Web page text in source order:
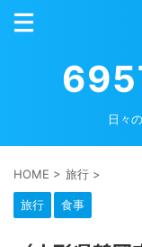
日々
HOME > 旅行 >
旅行 食事